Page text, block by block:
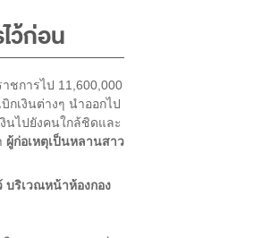
ว้ก่อน
ชการไป 11,600,000
กเงินต่างๆ นำออกไป
นไปยังคนใกล้ชิดและ
ผู้ก่อเหตุเป็นหลานสาว
บริเวณหน้าห้องกอง